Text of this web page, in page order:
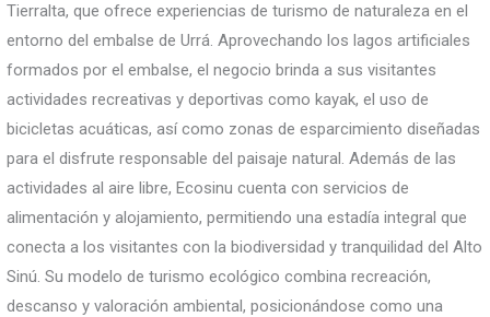
Tierralta, que ofrece experiencias de turismo de naturaleza en el
entorno del embalse de Urrá. Aprovechando los lagos artificiales
formados por el embalse, el negocio brinda a sus visitantes
actividades recreativas y deportivas como kayak, el uso de
bicicletas acuáticas, así como zonas de esparcimiento diseñadas
para el disfrute responsable del paisaje natural. Además de las
actividades al aire libre, Ecosinu cuenta con servicios de
alimentación y alojamiento, permitiendo una estadía integral que
conecta a los visitantes con la biodiversidad y tranquilidad del Alto
Sinú. Su modelo de turismo ecológico combina recreación,
descanso y valoración ambiental, posicionándose como una